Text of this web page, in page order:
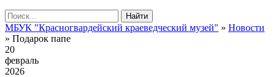
Найти
МБУК "Красногвардейский краеведческий музей" » Новости
» Подарок папе
20
февраль
2026